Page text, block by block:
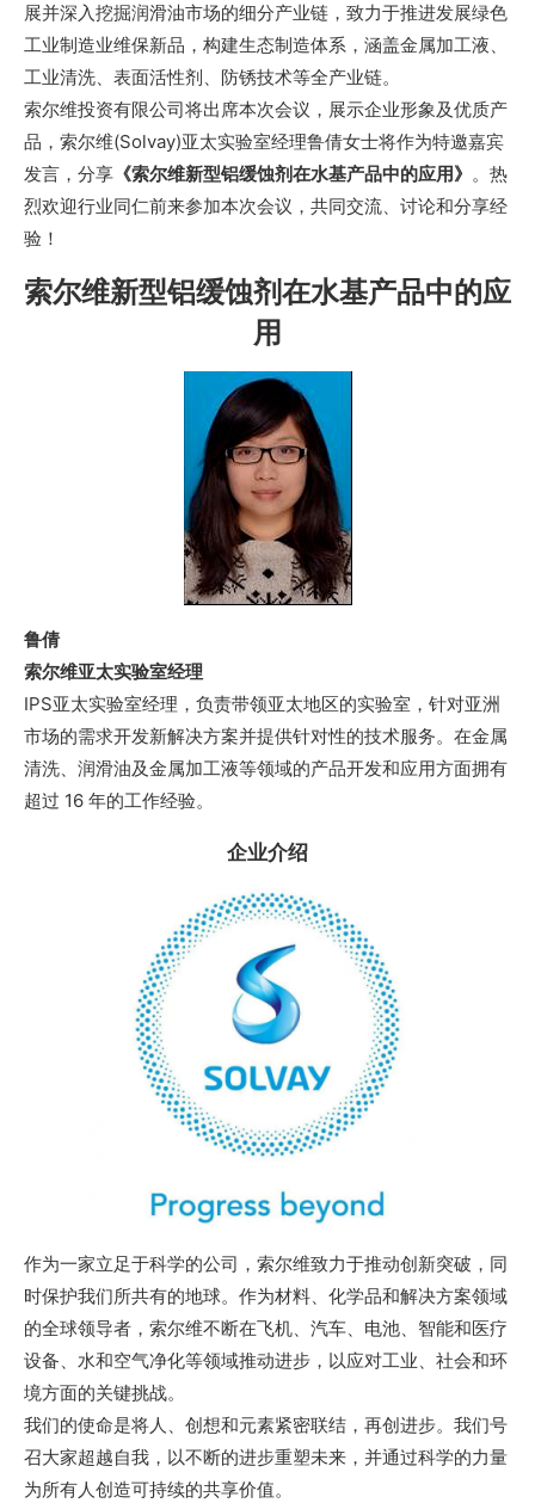
展并深入挖掘润滑油市场的细分产业链，致力于推进发展绿色
工业制造业维保新品，构建生态制造体系，涵盖金属加工液、
工业清洗、表面活性剂、防锈技术等全产业链。
索尔维投资有限公司将出席本次会议，展示企业形象及优质产
品，索尔维(Solvay)亚太实验室经理鲁倩女士将作为特邀嘉宾
发言，分享 《索尔维新型铝缓蚀剂在水基产品中的应用》 。热
烈欢迎行业同仁前来参加本次会议，共同交流、讨论和分享经
验！
索尔维新型铝缓蚀剂在水基产品中的应
用
鲁倩
索尔维亚太实验室经理
IPS亚太实验室经理，负责带领亚太地区的实验室，针对亚洲
市场的需求开发新解决方案并提供针对性的技术服务。在金属
清洗、润滑油及金属加工液等领域的产品开发和应用方面拥有
超过 16 年的工作经验。
企业介绍
作为一家立足于科学的公司，索尔维致力于推动创新突破，同
时保护我们所共有的地球。作为材料、化学品和解决方案领域
的全球领导者，索尔维不断在飞机、汽车、电池、智能和医疗
设备、水和空气净化等领域推动进步，以应对工业、社会和环
境方面的关键挑战。
我们的使命是将人、创想和元素紧密联结，再创进步。我们号
召大家超越自我，以不断的进步重塑未来，并通过科学的力量
为所有人创造可持续的共享价值。